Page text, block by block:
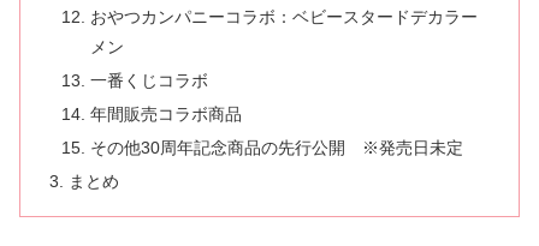
おやつカンパニーコラボ：ベビースタードデカラー
メン
一番くじコラボ
年間販売コラボ商品
その他30周年記念商品の先行公開 ※発売日未定
まとめ